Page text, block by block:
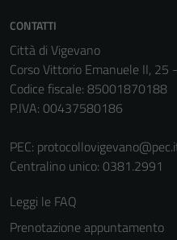
CONTATTI
Città di Vigevano
Corso Vittorio Emanuele II, 25
Codice fiscale: 85001870188
P.IVA: 00437580186
PEC:
Centralino unico: 0381.2991
Leggi le FAQ
Prenotazione appuntamento